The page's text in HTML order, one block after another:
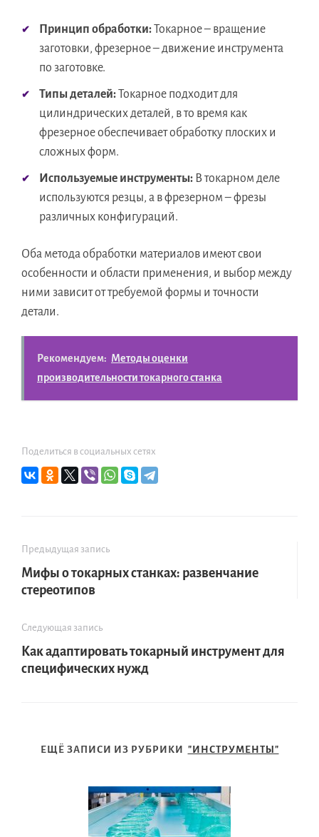
Принцип обработки:Токарное – вращение
заготовки, фрезерное – движение инструмента
по заготовке.
Типы деталей:Токарное подходит для
цилиндрических деталей, в то время как
фрезерное обеспечивает обработку плоских и
сложных форм.
Используемые инструменты: В токарном деле
используются резцы, а в фрезерном – фрезы
различных конфигураций.
Оба метода обработки материалов имеют свои
особенности и области применения, и выбор между
ними зависит от требуемой формы и точности
детали.
Рекомендуем: Методы оценки
производительности токарного станка
Поделиться в социальных сетях
Предыдущая запись
Мифы о токарных станках: развенчание
стереотипов
Следующая запись
Как адаптировать токарный инструмент для
специфических нужд
ЕЩЁ ЗАПИСИ ИЗ РУБРИКИ "ИНСТРУМЕНТЫ"